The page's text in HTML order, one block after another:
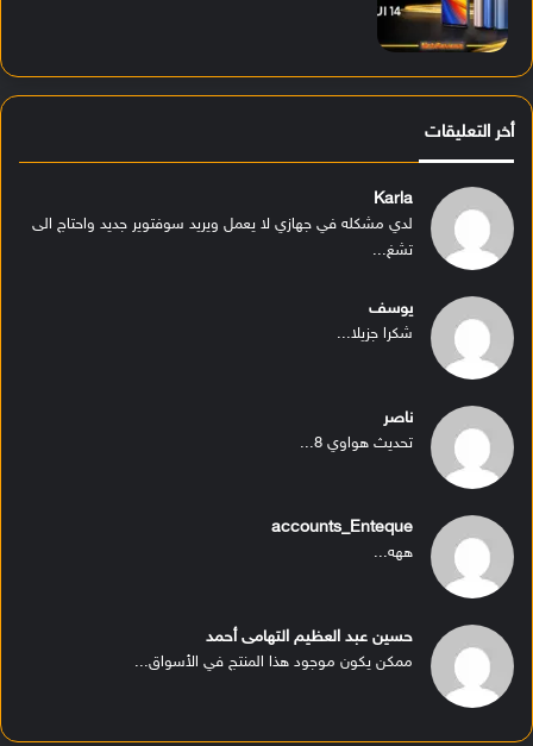
أخر التعليقات
Karla
لدي مشكله في جهازي لا يعمل ويريد سوفتوير جديد واحتاج الى
تشغ...
يوسف
شكرا جزيلا...
ناصر
تحديث هواوي 8...
accounts_Enteque
ههه...
حسين عبد العظيم التهامى أحمد
ممكن يكون موجود هذا المنتج في الأسواق...